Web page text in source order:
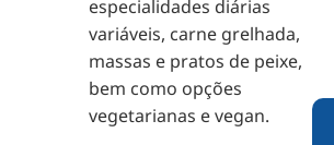
especialidades diárias
variáveis, carne grelhada,
massas e pratos de peixe,
bem como opções
vegetarianas e vegan.